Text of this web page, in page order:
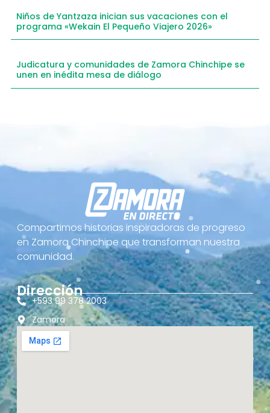
Niños de Yantzaza inician sus vacaciones con el
programa «Wekain El Pequeño Viajero 2026»
Judicatura y comunidades de Zamora Chinchipe se
unen en inédita mesa de diálogo
Compartimos historias inspiradoras de progreso
en Zamora Chinchipe que transforman nuestra
comunidad.
Dirección
+593 99 378 2003
Zamora